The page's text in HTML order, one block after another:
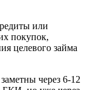
или
покупок,
целевого займа
через 6-12